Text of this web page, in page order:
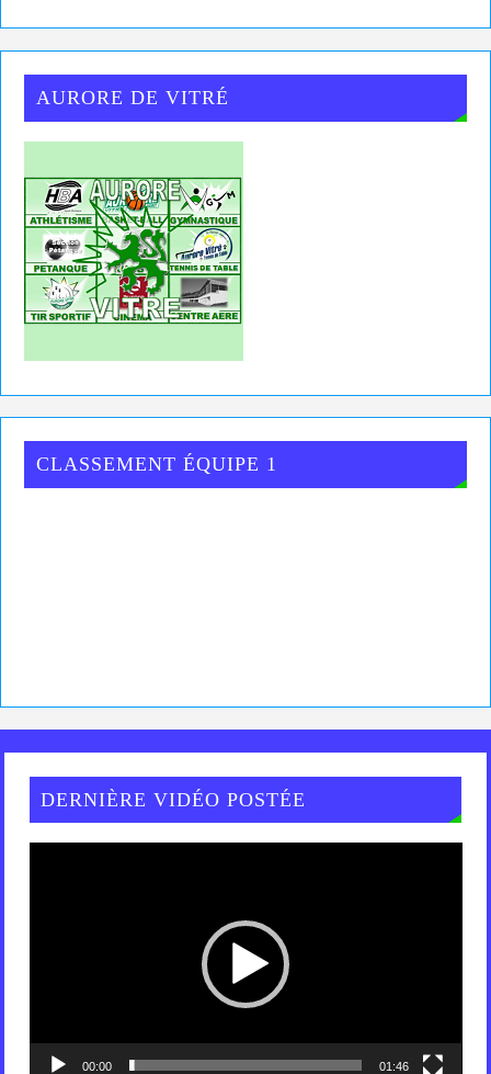
AURORE DE VITRÉ
CLASSEMENT ÉQUIPE 1
DERNIÈRE VIDÉO POSTÉE
00:00 01:46